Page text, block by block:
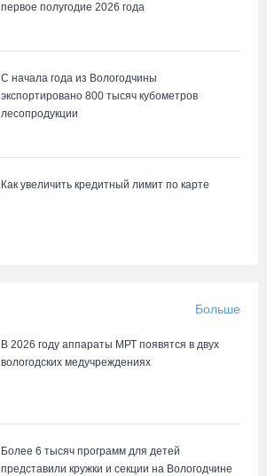
первое полугодие 2026 года
С начала года из Вологодчины
экспортировано 800 тысяч кубометров
лесопродукции
Как увеличить кредитный лимит по карте
Больше
В 2026 году аппараты МРТ появятся в двух
вологодских медучреждениях
Более 6 тысяч программ для детей
представили кружки и секции на Вологодчине